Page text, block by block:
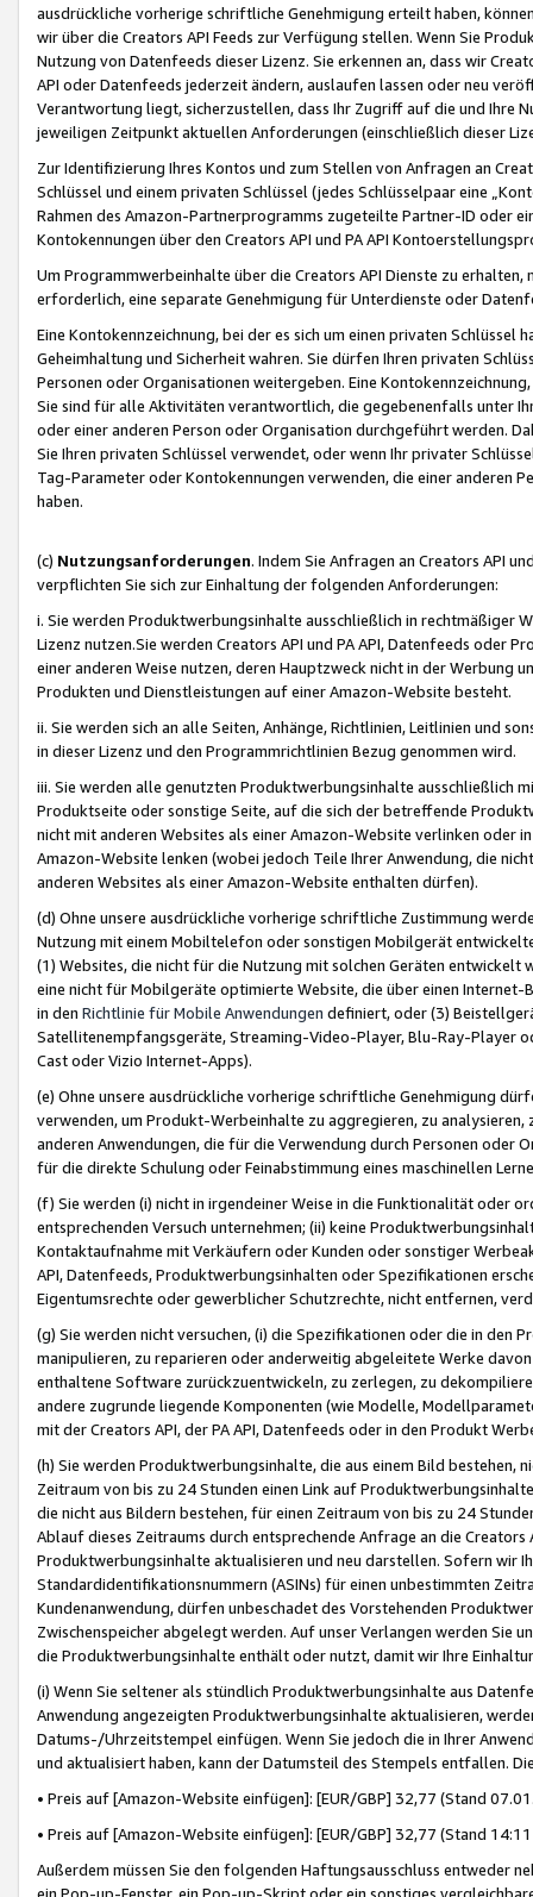
ausdrückliche vorherige schriftliche Genehmigung erteilt haben,
wir über die Creators API Feeds zur Verfügung stellen. Wenn Sie
Nutzung von Datenfeeds dieser Lizenz. Sie erkennen an, dass wir
API oder Datenfeeds jederzeit ändern, auslaufen lassen oder neu
Verantwortung liegt, sicherzustellen, dass Ihr Zugriff auf die und Ihre
jeweiligen Zeitpunkt aktuellen Anforderungen (einschließlich dieser
Zur Identifizierung Ihres Kontos und zum Stellen von Anfragen an
Schlüssel und einem privaten Schlüssel (jedes Schlüsselpaar eine
Rahmen des Amazon-Partnerprogramms zugeteilte Partner-ID oder
Kontokennungen über den Creators API und PA API
Um Programmwerbeinhalte über die Creators API Dienste zu
erforderlich, eine separate Genehmigung für Unterdienste oder
Eine Kontokennzeichnung, bei der es sich um einen privaten
Geheimhaltung und Sicherheit wahren. Sie dürfen Ihren privaten
Personen oder Organisationen weitergeben. Eine
Sie sind für alle Aktivitäten verantwortlich, die gegebenenfalls unter
oder einer anderen Person oder Organisation durchgeführt werden.
Sie Ihren privaten Schlüssel verwendet, oder wenn Ihr privater
Tag-Parameter oder Kontokennungen verwenden, die einer anderen
haben.
(c) Nutzungsanforderungen. Indem Sie Anfragen an Creators API
verpflichten Sie sich zur Einhaltung der folgenden Anforderungen:
i. Sie werden Produktwerbungsinhalte ausschließlich in rechtmäßiger
Lizenz nutzen.Sie werden Creators API und PA API, Datenfeeds oder
einer anderen Weise nutzen, deren Hauptzweck nicht in der Werbung
Produkten und Dienstleistungen auf einer Amazon-Website besteht.
ii. Sie werden sich an alle Seiten, Anhänge, Richtlinien, Leitlinien und
in dieser Lizenz und den Programmrichtlinien Bezug genommen wird.
iii. Sie werden alle genutzten Produktwerbungsinhalte ausschließlich
Produktseite oder sonstige Seite, auf die sich der betreffende
nicht mit anderen Websites als einer Amazon-Website verlinken oder
Amazon-Website lenken (wobei jedoch Teile Ihrer Anwendung, die
anderen Websites als einer Amazon-Website enthalten dürfen).
(d) Ohne unsere ausdrückliche vorherige schriftliche Zustimmung
Nutzung mit einem Mobiltelefon oder sonstigen Mobilgerät
(1) Websites, die nicht für die Nutzung mit solchen Geräten
eine nicht für Mobilgeräte optimierte Website, die über einen
in den Richtlinie für Mobile Anwendungen definiert, oder (3)
Satellitenempfangsgeräte, Streaming-Video-Player, Blu-Ray-Player
Cast oder Vizio Internet-Apps).
(e) Ohne unsere ausdrückliche vorherige schriftliche Genehmigung
verwenden, um Produkt-Werbeinhalte zu aggregieren, zu
anderen Anwendungen, die für die Verwendung durch Personen
für die direkte Schulung oder Feinabstimmung eines maschinellen
(f) Sie werden (i) nicht in irgendeiner Weise in die Funktionalität oder
entsprechenden Versuch unternehmen; (ii) keine
Kontaktaufnahme mit Verkäufern oder Kunden oder sonstiger
API, Datenfeeds, Produktwerbungsinhalten oder Spezifikationen
Eigentumsrechte oder gewerblicher Schutzrechte, nicht entfernen,
(g) Sie werden nicht versuchen, (i) die Spezifikationen oder die in
manipulieren, zu reparieren oder anderweitig abgeleitete Werke
enthaltene Software zurückzuentwickeln, zu zerlegen, zu
andere zugrunde liegende Komponenten (wie Modelle,
mit der Creators API, der PA API, Datenfeeds oder in den Produkt
(h) Sie werden Produktwerbungsinhalte, die aus einem Bild bestehen,
Zeitraum von bis zu 24 Stunden einen Link auf
die nicht aus Bildern bestehen, für einen Zeitraum von bis zu 24
Ablauf dieses Zeitraums durch entsprechende Anfrage an die
Produktwerbungsinhalte aktualisieren und neu darstellen. Sofern wir
Standardidentifikationsnummern (ASINs) für einen unbestimmten
Kundenanwendung, dürfen unbeschadet des Vorstehenden
Zwischenspeicher abgelegt werden. Auf unser Verlangen werden Sie
die Produktwerbungsinhalte enthält oder nutzt, damit wir Ihre
(i) Wenn Sie seltener als stündlich Produktwerbungsinhalte aus
Anwendung angezeigten Produktwerbungsinhalte aktualisieren,
Datums-/Uhrzeitstempel einfügen. Wenn Sie jedoch die in Ihrer
und aktualisiert haben, kann der Datumsteil des Stempels entfallen.
• Preis auf [Amazon-Website einfügen]: [EUR/GBP] 32,77 (Stand
• Preis auf [Amazon-Website einfügen]: [EUR/GBP] 32,77 (Stand
Außerdem müssen Sie den folgenden Haftungsausschluss entweder
ein Pop-up-Fenster, ein Pop-up-Skript oder ein sonstiges